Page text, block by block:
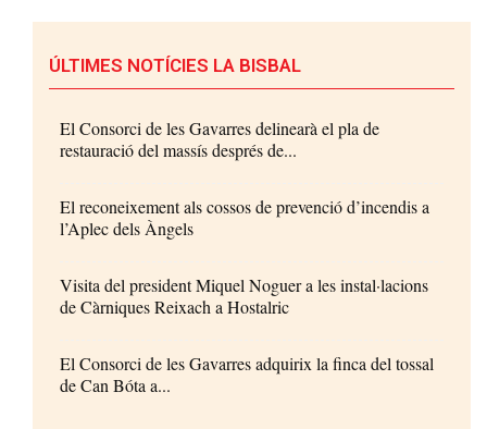
ÚLTIMES NOTÍCIES LA BISBAL
El Consorci de les Gavarres delinearà el pla de
restauració del massís després de...
El reconeixement als cossos de prevenció d’incendis a
l’Aplec dels Àngels
Visita del president Miquel Noguer a les instal·lacions
de Càrniques Reixach a Hostalric
El Consorci de les Gavarres adquirix la finca del tossal
de Can Bóta a...